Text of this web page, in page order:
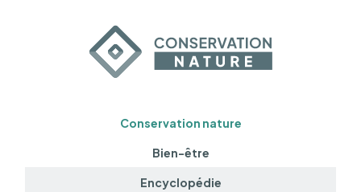
Conservation nature
Bien-être
Encyclopédie